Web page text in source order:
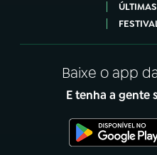
ÚLTIMAS
Baixe o app
E tenha a gente